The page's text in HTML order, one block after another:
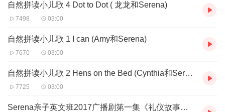
节目点播”。感谢大家的喜爱和支持。
自然拼读小儿歌 4 Dot to Dot ( 龙龙和Serena)
7498 03:00
自然拼读小儿歌 1 I can (Amy和Serena)
7670 03:00
自然拼读小儿歌 2 Hens on the Bed (Cynthia和Serena)
7725 03:00
Serena亲子英文班2017广播剧第一集《礼仪故事系列之上门的木偶剧》【公众号酱说英语】